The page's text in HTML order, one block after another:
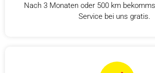
Nach 3 Monaten oder 500 km
Service bei uns gratis.